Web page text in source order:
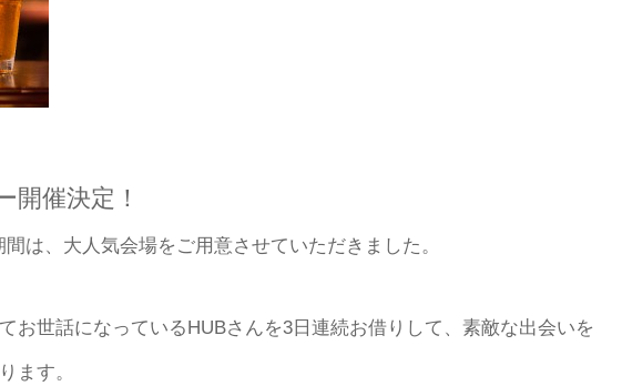
開催決定！
は、大人気会場をご用意させていただきました。
お世話になっているHUBさんを3日連続お借りして、素敵な出会いを
ます。